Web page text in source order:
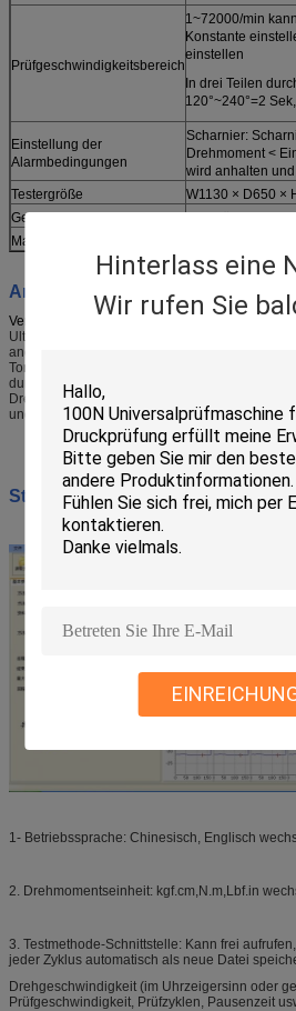
Hinterlass eine
Wir rufen Sie
Prüfgeschwindigkeitsbereich
1~72000/min
Konstante
einstellen
In drei Teilen
120°~240°=2
Einstellung der
Alarmbedingungen
Scharnier:
Drehmoment <
wird anhalten
Testergröße
W1130 × D650 ×
Gewicht
Ungefähr 260 kg.
Macht
Anwendung :
Versuchssystem für den Verschleiß von
Ultrabooks, Monitore, Kameras, Fernseh- oder
andere elektronische Produkte geeignet, um
Torsionsdämpfungs-Lebensdauerprüfung für
durchzuführen,
Drehmoment des Scharniers für das Öffnen
und das Messdiagramm anzeigen.
Steuerungssoftware (Chinesisch
1- Betriebssprache: Chinesisch, Englisch
2. Drehmomentseinheit: kgf.cm,N.m,Lbf.in
3. Testmethode-Schnittstelle: Kann frei
jeder Zyklus automatisch als neue Datei
Drehgeschwindigkeit (im Uhrzeigersinn oder
Prüfgeschwindigkeit, Prüfzyklen, Pausenzeit